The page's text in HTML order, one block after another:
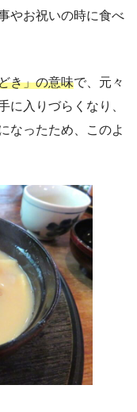
やお祝いの時に食べ
き」の意味で、元々
に入りづらくなり、
なったため、このよ